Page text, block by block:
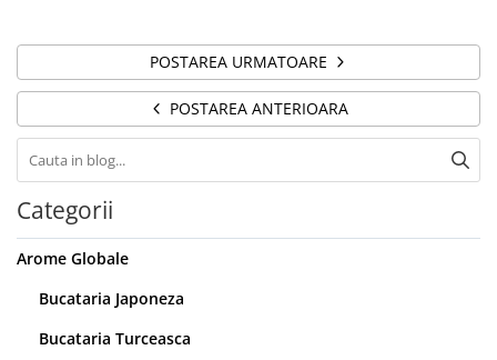
POSTAREA URMATOARE
POSTAREA ANTERIOARA
Categorii
Arome Globale
Bucataria Japoneza
Bucataria Turceasca